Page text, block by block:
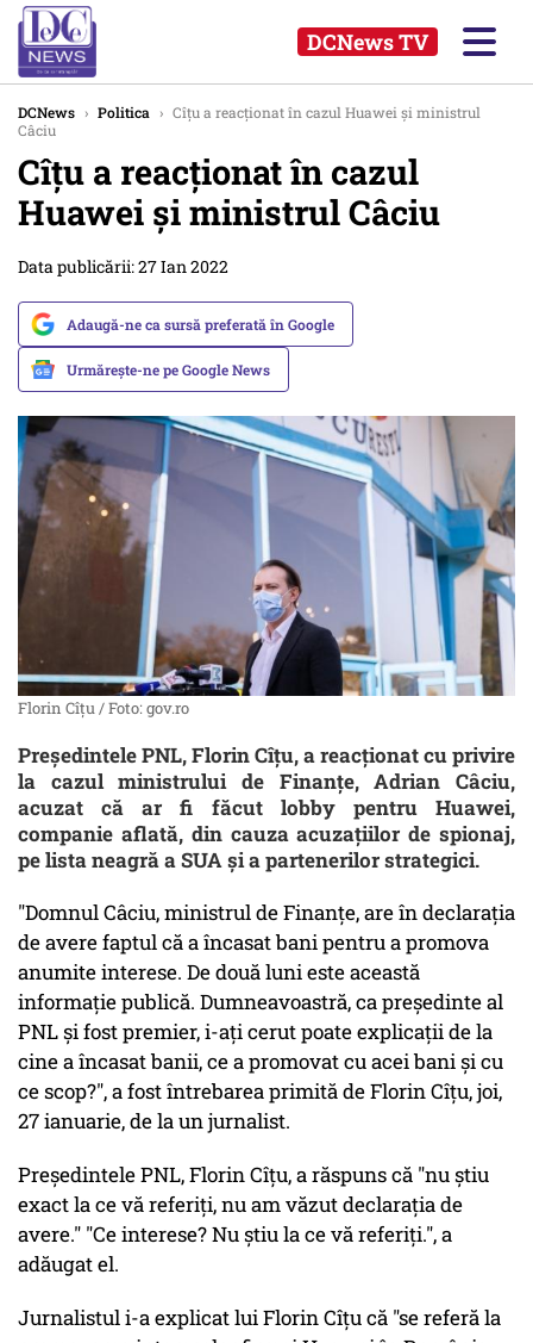
DCNews TV
DCNews › Politica › Cîțu a reacționat în cazul Huawei și ministrul
Câciu
Cîțu a reacționat în cazul
Huawei și ministrul Câciu
Data publicării: 27 Ian 2022
Adaugă-ne ca sursă preferată în Google
Urmărește-ne pe Google News
Florin Cîțu / Foto: gov.ro
Președintele PNL, Florin Cîțu, a reacționat cu privire
la cazul ministrului de Finanțe, Adrian Câciu,
acuzat că ar fi făcut lobby pentru Huawei,
companie aflată, din cauza acuzațiilor de spionaj,
pe lista neagră a SUA și a partenerilor strategici.
"Domnul Câciu, ministrul de Finanțe, are în declarația
de avere faptul că a încasat bani pentru a promova
anumite interese. De două luni este această
informație publică. Dumneavoastră, ca președinte al
PNL și fost premier, i-ați cerut poate explicații de la
cine a încasat banii, ce a promovat cu acei bani și cu
ce scop?", a fost întrebarea primită de Florin Cîțu, joi,
27 ianuarie, de la un jurnalist.
Președintele PNL, Florin Cîțu, a răspuns că "nu știu
exact la ce vă referiți, nu am văzut declarația de
avere." "Ce interese? Nu știu la ce vă referiți.", a
adăugat el.
Jurnalistul i-a explicat lui Florin Cîțu că "se referă la